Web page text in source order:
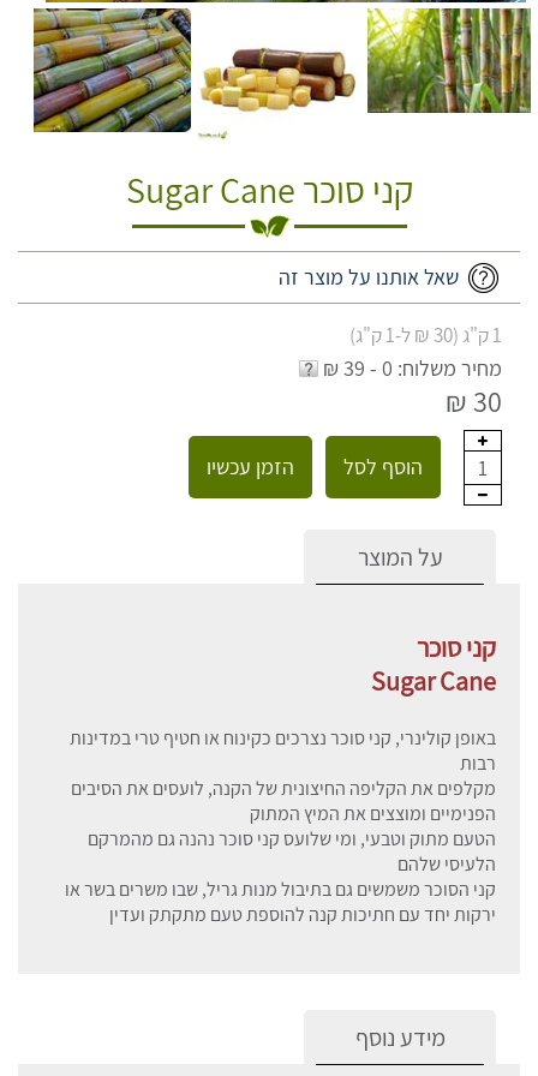
קני סוכר Sugar Cane
שאל אותנו על מוצר זה
1 ק"ג (30 ₪ ל-1 ק"ג)
מחיר משלוח: 0 - 39 ₪
30 ₪
1 הוסף לסל הזמן עכשיו
על המוצר
קני סוכר
Sugar Cane
באופן קולינרי, קני סוכר נצרכים כקינוח או חטיף טרי במדינות
רבות
מקלפים את הקליפה החיצונית של הקנה, לועסים את הסיבים
הפנימיים ומוצצים את המיץ המתוק
הטעם מתוק וטבעי, ומי שלועס קני סוכר נהנה גם מהמרקם
הלעיסי שלהם
קני הסוכר משמשים גם בתיבול מנות גריל, שבו משרים בשר או
ירקות יחד עם חתיכות קנה להוספת טעם מתקתק ועדין
מידע נוסף